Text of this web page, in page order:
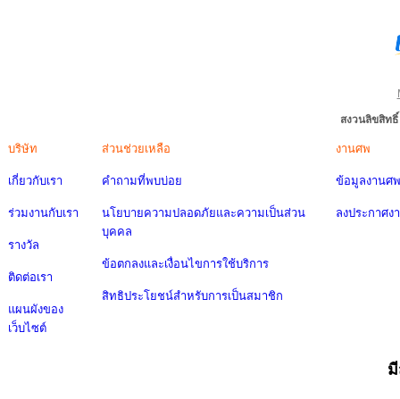
สงวนลิขสิท
บริษัท
เกี่ยวกับเรา
ร่วมงานกับเรา
รางวัล
ติดต่อเรา
แผนผังของ
เว็บไซต์
ส่วนช่วยเหลือ
คำถามที่พบบ่อย
นโยบายความปลอดภัยและความเป็นส่วน
บุคคล
ข้อตกลงและเงื่อนไขการใช้บริการ
สิทธิประโยชน์สำหรับการเป็นสมาชิก
งานศพ
ข้อมูลงานศพ
ลงประกาศง